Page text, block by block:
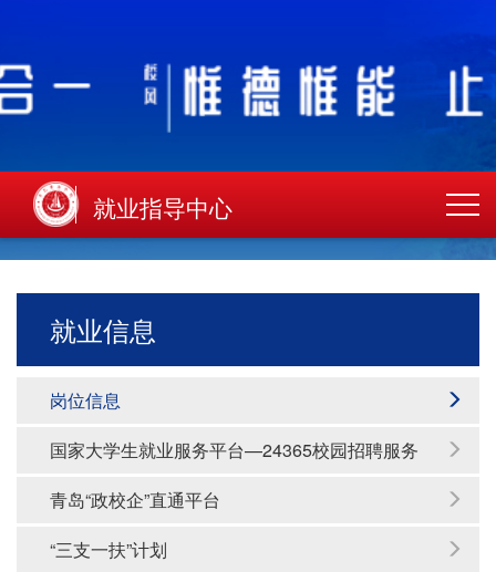
就业指导中心
就业信息
岗位信息
国家大学生就业服务平台—24365校园招聘服务
青岛“政校企”直通平台
“三支一扶”计划